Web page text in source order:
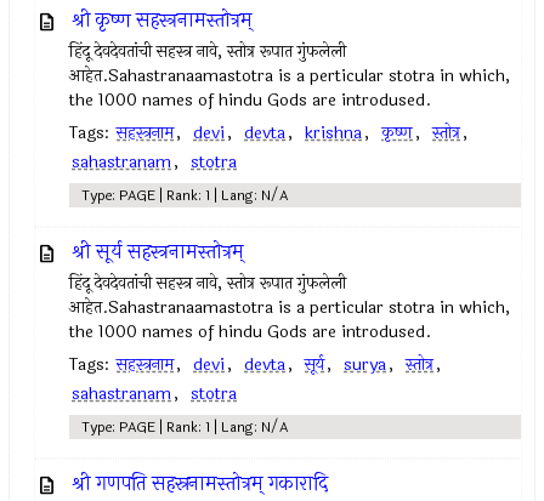
श्री कृष्ण सहस्‍त्रनामस्तोत्रम्
हिंदू देवदेवतांची सहस्त्र नावे, स्तोत्र रूपात गुंफलेली
आहेत.Sahastranaamastotra is a perticular stotra in which,
the 1000 names of hindu Gods are introdused.
Tags: सहस्त्रनाम, devi, devta, krishna, कृष्ण, स्तोत्र,
sahastranam, stotra
Type: PAGE | Rank: 1 | Lang: N/A
श्री सूर्य सहस्त्रनामस्तोत्रम्
हिंदू देवदेवतांची सहस्त्र नावे, स्तोत्र रूपात गुंफलेली
आहेत.Sahastranaamastotra is a perticular stotra in which,
the 1000 names of hindu Gods are introdused.
Tags: सहस्त्रनाम, devi, devta, सूर्य, surya, स्तोत्र,
sahastranam, stotra
Type: PAGE | Rank: 1 | Lang: N/A
श्री गणपति सहस्रनामस्तोत्रम् गकारादि